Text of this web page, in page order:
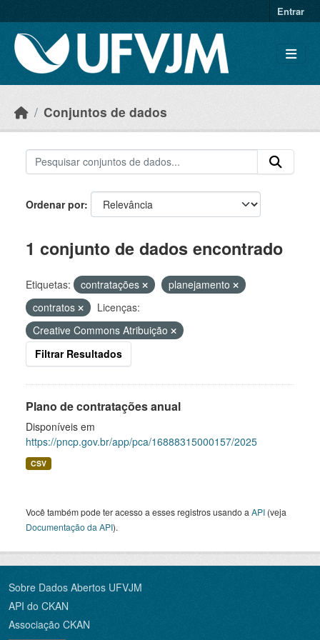
Entrar
Conjuntos de dados
Ordenar por
1 conjunto de dados encontrado
Etiquetas: contratações
planejamento
contratos
Licenças:
Creative Commons Atribuição
Filtrar Resultados
Plano de contratações anual
Disponíveis em
https://pncp.gov.br/app/pca/16888315000157/2025
CSV
Você também pode ter acesso a esses registros usando a API (veja
Documentação da API).
Sobre Dados Abertos UFVJM
API do CKAN
Associação CKAN